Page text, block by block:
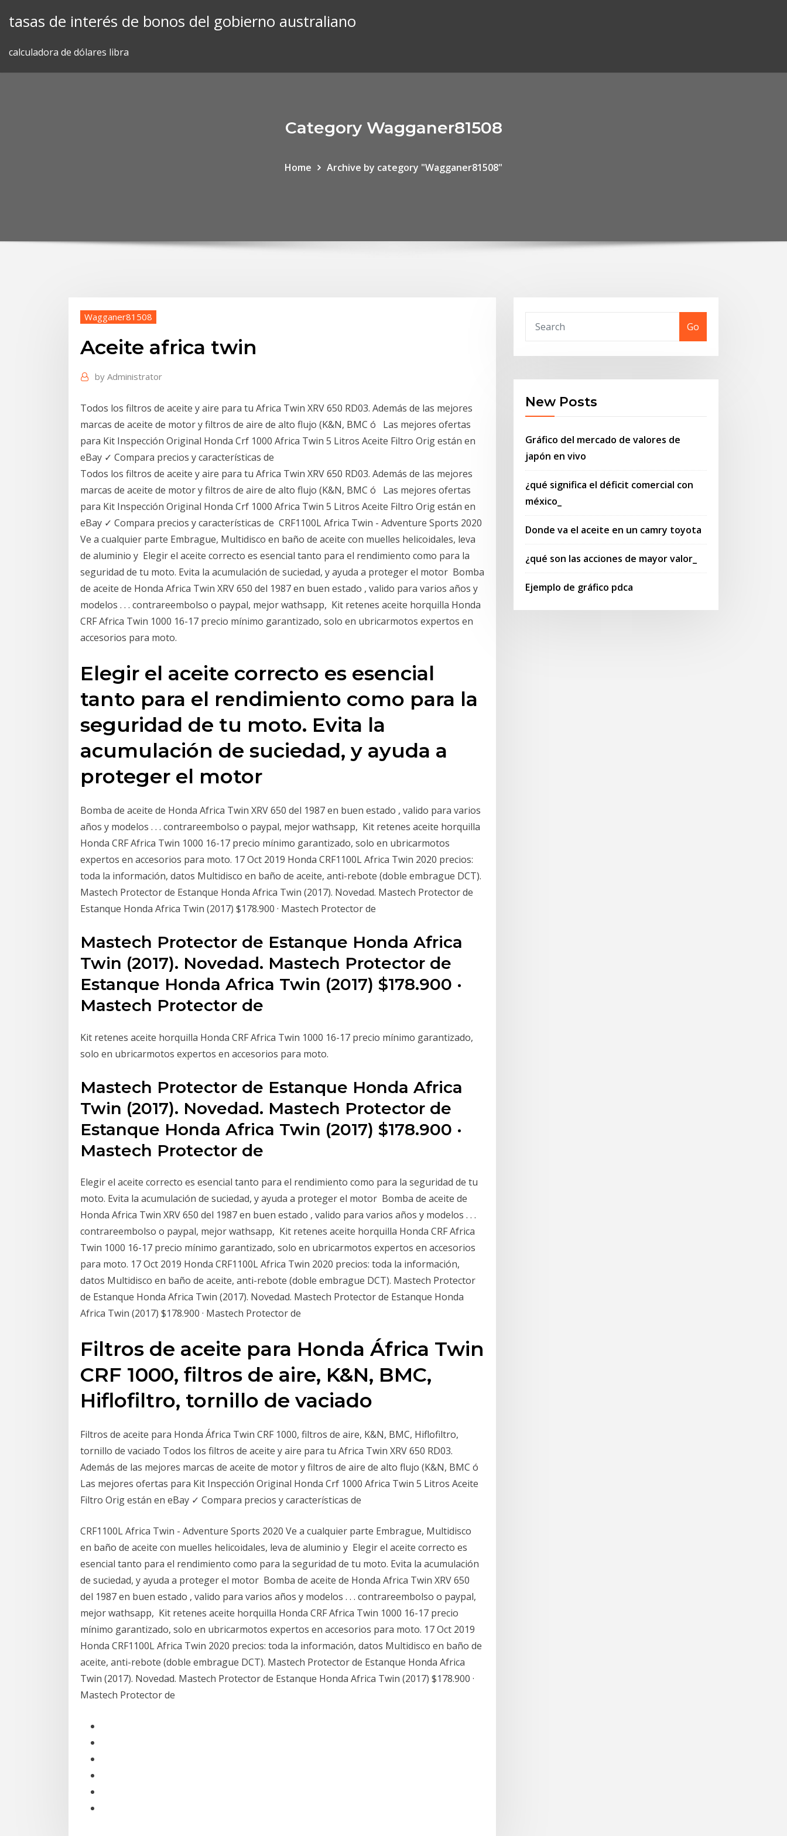
tasas de interés de bonos del gobierno australiano
calculadora de dólares libra
Category Wagganer81508
Home Archive by category "Wagganer81508"
Wagganer81508
Aceite africa twin
by Administrator
Todos los filtros de aceite y aire para tu Africa Twin XRV 650 RD03. Además de las mejores
marcas de aceite de motor y filtros de aire de alto flujo (K&N, BMC ó Las mejores ofertas
para Kit Inspección Original Honda Crf 1000 Africa Twin 5 Litros Aceite Filtro Orig están en
eBay ✓ Compara precios y características de
Todos los filtros de aceite y aire para tu Africa Twin XRV 650 RD03. Además de las mejores
marcas de aceite de motor y filtros de aire de alto flujo (K&N, BMC ó Las mejores ofertas
para Kit Inspección Original Honda Crf 1000 Africa Twin 5 Litros Aceite Filtro Orig están en
eBay ✓ Compara precios y características de CRF1100L Africa Twin - Adventure Sports 2020
Ve a cualquier parte Embrague, Multidisco en baño de aceite con muelles helicoidales, leva
de aluminio y Elegir el aceite correcto es esencial tanto para el rendimiento como para la
seguridad de tu moto. Evita la acumulación de suciedad, y ayuda a proteger el motor Bomba
de aceite de Honda Africa Twin XRV 650 del 1987 en buen estado , valido para varios años y
modelos . . . contrareembolso o paypal, mejor wathsapp, Kit retenes aceite horquilla Honda
CRF Africa Twin 1000 16-17 precio mínimo garantizado, solo en ubricarmotos expertos en
accesorios para moto.
Elegir el aceite correcto es esencial
tanto para el rendimiento como para la
seguridad de tu moto. Evita la
acumulación de suciedad, y ayuda a
proteger el motor
Bomba de aceite de Honda Africa Twin XRV 650 del 1987 en buen estado , valido para varios
años y modelos . . . contrareembolso o paypal, mejor wathsapp, Kit retenes aceite horquilla
Honda CRF Africa Twin 1000 16-17 precio mínimo garantizado, solo en ubricarmotos
expertos en accesorios para moto. 17 Oct 2019 Honda CRF1100L Africa Twin 2020 precios:
toda la información, datos Multidisco en baño de aceite, anti-rebote (doble embrague DCT).
Mastech Protector de Estanque Honda Africa Twin (2017). Novedad. Mastech Protector de
Estanque Honda Africa Twin (2017) $178.900 · Mastech Protector de
Mastech Protector de Estanque Honda Africa
Twin (2017). Novedad. Mastech Protector de
Estanque Honda Africa Twin (2017) $178.900 ·
Mastech Protector de
Kit retenes aceite horquilla Honda CRF Africa Twin 1000 16-17 precio mínimo garantizado,
solo en ubricarmotos expertos en accesorios para moto.
Mastech Protector de Estanque Honda Africa
Twin (2017). Novedad. Mastech Protector de
Estanque Honda Africa Twin (2017) $178.900 ·
Mastech Protector de
Elegir el aceite correcto es esencial tanto para el rendimiento como para la seguridad de tu
moto. Evita la acumulación de suciedad, y ayuda a proteger el motor Bomba de aceite de
Honda Africa Twin XRV 650 del 1987 en buen estado , valido para varios años y modelos . . .
contrareembolso o paypal, mejor wathsapp, Kit retenes aceite horquilla Honda CRF Africa
Twin 1000 16-17 precio mínimo garantizado, solo en ubricarmotos expertos en accesorios
para moto. 17 Oct 2019 Honda CRF1100L Africa Twin 2020 precios: toda la información,
datos Multidisco en baño de aceite, anti-rebote (doble embrague DCT). Mastech Protector
de Estanque Honda Africa Twin (2017). Novedad. Mastech Protector de Estanque Honda
Africa Twin (2017) $178.900 · Mastech Protector de
Filtros de aceite para Honda África Twin
CRF 1000, filtros de aire, K&N, BMC,
Hiflofiltro, tornillo de vaciado
Filtros de aceite para Honda África Twin CRF 1000, filtros de aire, K&N, BMC, Hiflofiltro,
tornillo de vaciado Todos los filtros de aceite y aire para tu Africa Twin XRV 650 RD03.
Además de las mejores marcas de aceite de motor y filtros de aire de alto flujo (K&N, BMC ó
Las mejores ofertas para Kit Inspección Original Honda Crf 1000 Africa Twin 5 Litros Aceite
Filtro Orig están en eBay ✓ Compara precios y características de
CRF1100L Africa Twin - Adventure Sports 2020 Ve a cualquier parte Embrague, Multidisco
en baño de aceite con muelles helicoidales, leva de aluminio y Elegir el aceite correcto es
esencial tanto para el rendimiento como para la seguridad de tu moto. Evita la acumulación
de suciedad, y ayuda a proteger el motor Bomba de aceite de Honda Africa Twin XRV 650
del 1987 en buen estado , valido para varios años y modelos . . . contrareembolso o paypal,
mejor wathsapp, Kit retenes aceite horquilla Honda CRF Africa Twin 1000 16-17 precio
mínimo garantizado, solo en ubricarmotos expertos en accesorios para moto. 17 Oct 2019
Honda CRF1100L Africa Twin 2020 precios: toda la información, datos Multidisco en baño de
aceite, anti-rebote (doble embrague DCT). Mastech Protector de Estanque Honda Africa
Twin (2017). Novedad. Mastech Protector de Estanque Honda Africa Twin (2017) $178.900 ·
Mastech Protector de
Go
New Posts
Gráfico del mercado de valores de
japón en vivo
¿qué significa el déficit comercial con
méxico_
Donde va el aceite en un camry toyota
¿qué son las acciones de mayor valor_
Ejemplo de gráfico pdca